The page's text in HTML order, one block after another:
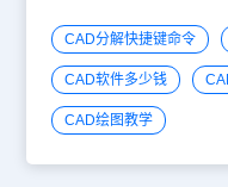
CAD分解快捷键命令
CAD软件多少钱
CAD绘图教学